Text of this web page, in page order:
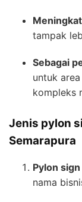
tampak
Sebagai
untuk
kompleks
Jenis pylon
Semarapura
Pylon
nama